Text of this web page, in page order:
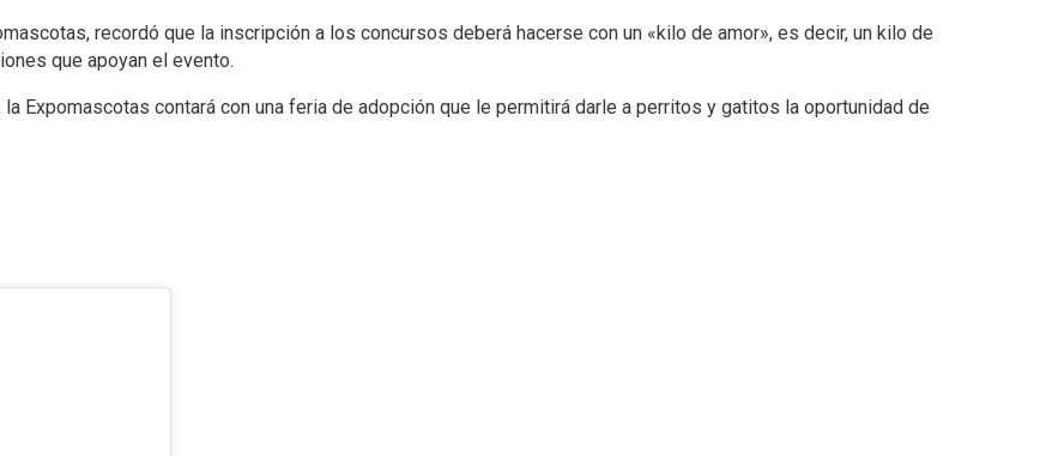
recordó que la inscripción a los concursos deberá hacerse con un «kilo de amor», es decir, un kilo de
que apoyan el evento.
Expomascotas contará con una feria de adopción que le permitirá darle a perritos y gatitos la oportunidad de